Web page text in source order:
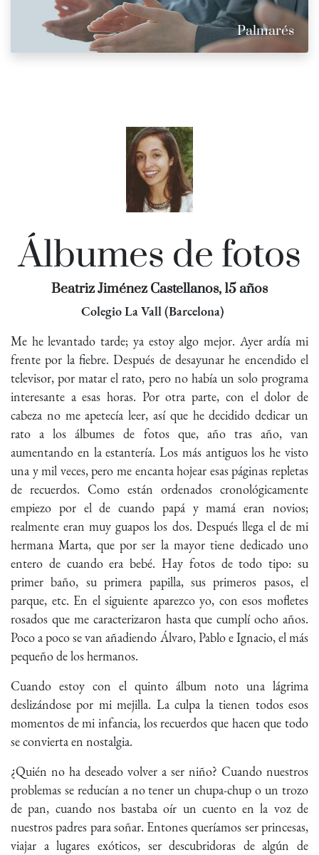
Palmarés
Álbumes de fotos
Beatriz Jiménez Castellanos, 15 años
Colegio La Vall (Barcelona)
Me he levantado tarde; ya estoy algo mejor. Ayer ardía mi
frente por la fiebre. Después de desayunar he encendido el
televisor, por matar el rato, pero no había un solo programa
interesante a esas horas. Por otra parte, con el dolor de
cabeza no me apetecía leer, así que he decidido dedicar un
rato a los álbumes de fotos que, año tras año, van
aumentando en la estantería. Los más antiguos los he visto
una y mil veces, pero me encanta hojear esas páginas repletas
de recuerdos. Como están ordenados cronológicamente
empiezo por el de cuando papá y mamá eran novios;
realmente eran muy guapos los dos. Después llega el de mi
hermana Marta, que por ser la mayor tiene dedicado uno
entero de cuando era bebé. Hay fotos de todo tipo: su
primer baño, su primera papilla, sus primeros pasos, el
parque, etc. En el siguiente aparezco yo, con esos mofletes
rosados que me caracterizaron hasta que cumplí ocho años.
Poco a poco se van añadiendo Álvaro, Pablo e Ignacio, el más
pequeño de los hermanos.
Cuando estoy con el quinto álbum noto una lágrima
deslizándose por mi mejilla. La culpa la tienen todos esos
momentos de mi infancia, los recuerdos que hacen que todo
se convierta en nostalgia.
¿Quién no ha deseado volver a ser niño? Cuando nuestros
problemas se reducían a no tener un chupa-chup o un trozo
de pan, cuando nos bastaba oír un cuento en la voz de
nuestros padres para soñar. Entones queríamos ser princesas,
viajar a lugares exóticos, ser descubridoras de algún de